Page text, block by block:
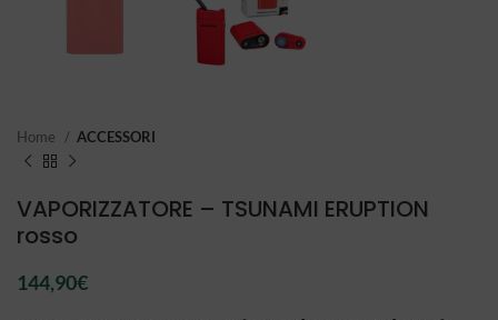
Home ACCESSORI
VAPORIZZATORE – TSUNAMI ERUPTION
rosso
144,90€